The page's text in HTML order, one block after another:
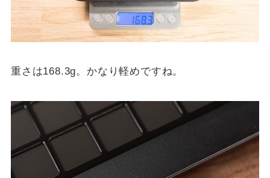
重さは168.3g。かなり軽めですね。